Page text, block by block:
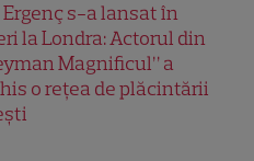
s-a lansat în
la Londra: Actorul din
Magnificul” a
o rețea de plăcintării